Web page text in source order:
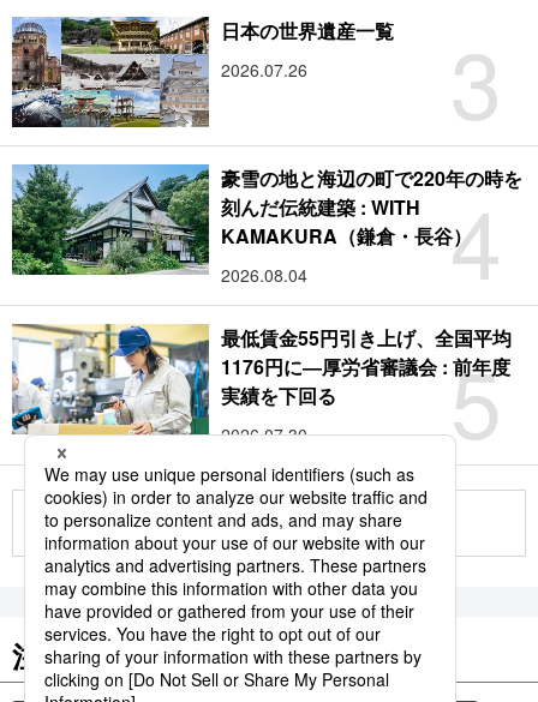
3
日本の世界遺産一覧
2026.07.26
4
豪雪の地と海辺の町で220年の時を
刻んだ伝統建築 : WITH
KAMAKURA（鎌倉・長谷）
2026.08.04
5
最低賃金55円引き上げ、全国平均
1176円に―厚労省審議会 : 前年度
実績を下回る
2026.07.30
もっと見る
注目のキーワード